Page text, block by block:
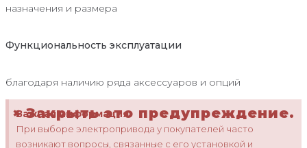
назначения и размера
Функциональность эксплуатации
благодаря наличию ряда аксессуаров и опций
Важная информация
При выборе электропривода у покупателей часто
возникают вопросы, связанные с его установкой и
× Закрыть это предупреждение.